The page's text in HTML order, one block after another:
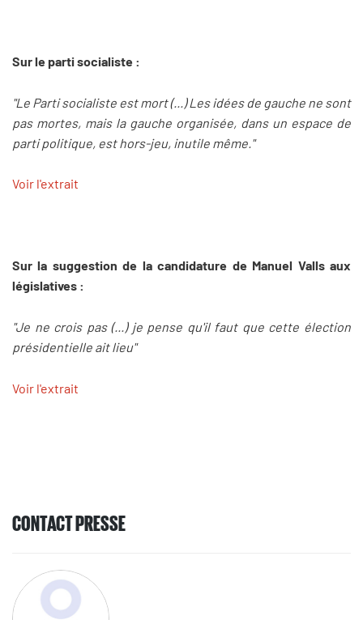
Sur le parti socialiste :
"Le Parti socialiste est mort (...) Les idées de gauche ne sont
pas mortes, mais la gauche organisée, dans un espace de
parti politique, est hors-jeu, inutile même."
Voir l'extrait
Sur la suggestion de la candidature de Manuel Valls aux
législatives :
"Je ne crois pas (...) je pense qu'il faut que cette élection
présidentielle ait lieu"
Voir l'extrait
CONTACT PRESSE